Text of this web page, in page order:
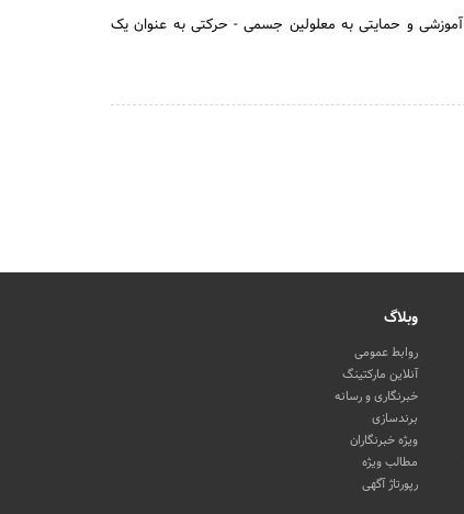
رعد در سال 1363 با هدف ارائه آموزشی و حمایتی به معلولین جسمی - حرکتی به عنوان یک
وبلاگ
روابط عمومی
آنلاین مارکتینگ
خبرنگاری و رسانه
برندسازی
ویژه خبرنگاران
مطالب ویژه
رپورتاژ آگهی